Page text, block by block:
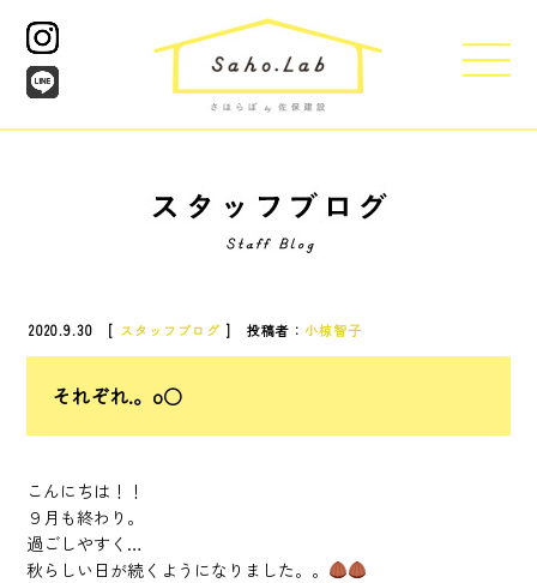
2020.9.30 [ スタッフブログ ] 投稿者：小椋智子
それぞれ.。o○
こんにちは！！
９月も終わり。
過ごしやすく…
秋らしい日が続くようになりました。。